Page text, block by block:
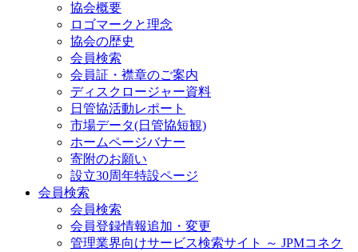
協会概要
ロゴマークと理念
協会の歴史
会員検索
会員証・襟章のご案内
ディスクロージャー資料
日管協活動レポート
市場データ(日管協短観)
ホームページバナー
寄附のお願い
設立30周年特設ページ
会員検索
会員検索
会員登録情報追加・変更
管理業界向けサービス検索サイト ～ JPMコネク